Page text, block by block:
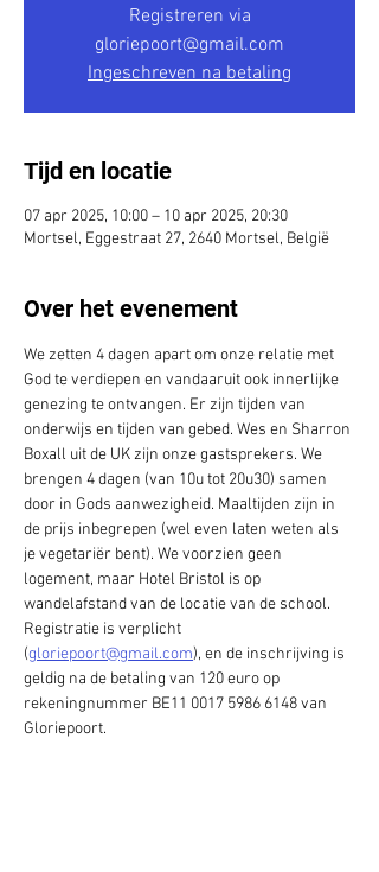
Registreren via
gloriepoort@gmail.com
Ingeschreven na betaling
Tijd en locatie
07 apr 2025, 10:00 – 10 apr 2025, 20:30
Mortsel, Eggestraat 27, 2640 Mortsel, België
Over het evenement
We zetten 4 dagen apart om onze relatie met
God te verdiepen en vandaaruit ook innerlijke
genezing te ontvangen. Er zijn tijden van
onderwijs en tijden van gebed. Wes en Sharron
Boxall uit de UK zijn onze gastsprekers. We
brengen 4 dagen (van 10u tot 20u30) samen
door in Gods aanwezigheid. Maaltijden zijn in
de prijs inbegrepen (wel even laten weten als
je vegetariër bent). We voorzien geen
logement, maar Hotel Bristol is op
wandelafstand van de locatie van de school.
Registratie is verplicht
(gloriepoort@gmail.com), en de inschrijving is
geldig na de betaling van 120 euro op
rekeningnummer BE11 0017 5986 6148 van
Gloriepoort.